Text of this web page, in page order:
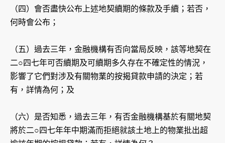
（四）會否盡快公布上述地契續期的條款及手續；若否，
何時會公布；
（五）過去三年，金融機構有否向當局反映，該等地契在
二○四七年可否續期及可續期多久存在不確定性的情況，
影響了它們對涉及有關物業的按揭貸款申請的決定；若
有，詳情為何；及
（六）是否知悉，過去三年，有否金融機構基於有關地契
將於二○四七年年中期滿而拒絕就該土地上的物業批出超